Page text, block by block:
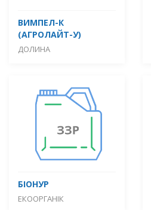
ВИМПЕЛ-К
(АГРОЛАЙТ-У)
ДОЛИНА
БІОНУР
ЕКООРГАНІК